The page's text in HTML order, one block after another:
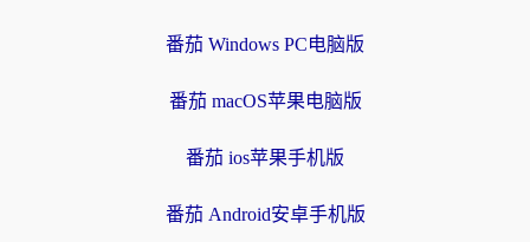
番茄 Windows PC电脑版
番茄 macOS苹果电脑版
番茄 ios苹果手机版
番茄 Android安卓手机版